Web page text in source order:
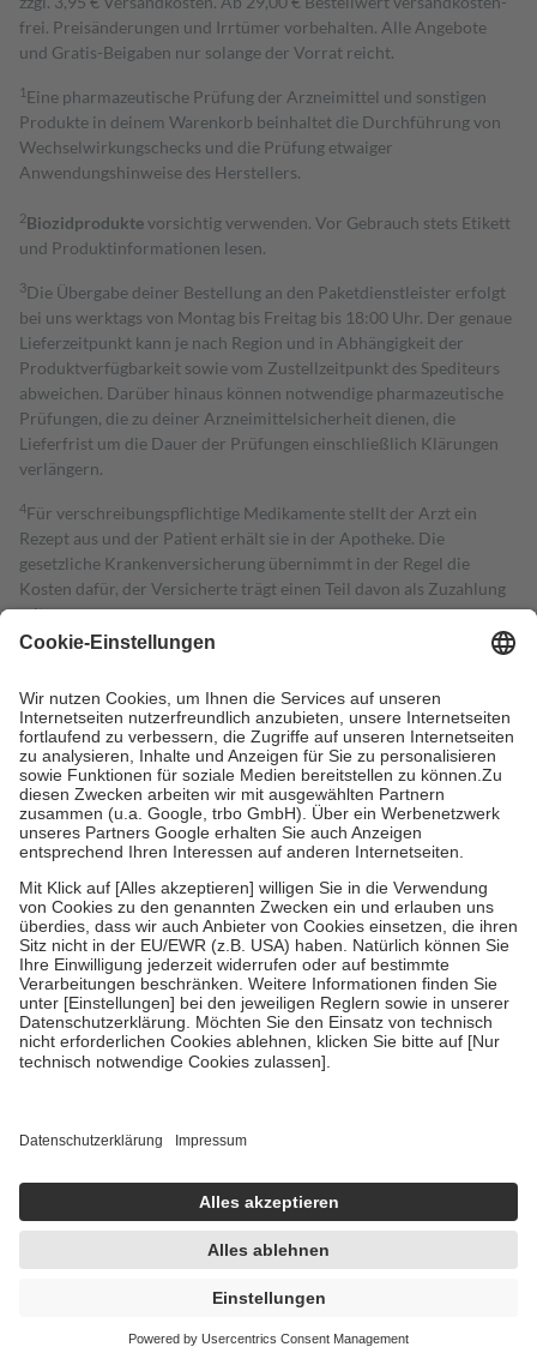
frei. Preisänderungen und Irrtümer vorbehalten. Alle Angebote
und Gratis-Beigaben nur solange der Vorrat reicht.
1 Eine pharmazeutische Prüfung der Arzneimittel und sonstigen
Produkte in deinem Warenkorb beinhaltet die Durchführung von
Wechselwirkungschecks und die Prüfung etwaiger
Anwendungshinweise des Herstellers.
2Biozidproduktevorsichtig verwenden. Vor Gebrauch stets Etikett
und Produktinformationen lesen.
3Die Übergabe deiner Bestellung an den Paketdienstleister erfolgt
bei uns werktags von Montag bis Freitag bis 18:00 Uhr. Der genaue
Lieferzeitpunkt kann je nach Region und in Abhängigkeit der
Produktverfügbarkeit sowie vom Zustellzeitpunkt des Spediteurs
abweichen. Darüber hinaus können notwendige pharmazeutische
Prüfungen, die zu deiner Arzneimittelsicherheit dienen, die
Lieferfrist um die Dauer der Prüfungen einschließlich Klärungen
verlängern.
4Für verschreibungspflichtige Medikamente stellt der Arzt ein
Rezept aus und der Patient erhält sie in der Apotheke. Die
gesetzliche Krankenversicherung übernimmt in der Regel die
Kosten dafür, der Versicherte trägt einen Teil davon als Zuzahlung
mit.
Grundsätzlich leisten Mitglieder Zuzahlungen in Höhe von zehn
höchstens zehn Euro.
Es sind jedoch nie mehr als die tatsächlichen
Kosten der Leistung zu entrichten.
Diese Regeln gelten grundsätzlich auch für Online-Apotheken.
Bei Heilmitteln und häuslicher Krankenpflege beträgt die
Zuzahlung zehn Prozent der Kosten sowie zehn Euro je
Verordnung.
Um das Engagement der Versicherten für ihre eigene Gesundheit zu
stärken und die besondere Stellung der Familie zu unterstützen,
fallenkeine Zuzahlungenan bei:
• Kindern und Jugendlichen bis zum vollendeten 18. Lebensjahr
mit Ausnahme der Fahrkosten
• Untersuchungen zur Vorsorge und Früherkennung, die von der
GKV getragen werden
• empfohlenen Schutzimpfungen
• Harn- und Blutteststreifen
getroffen, um sicherzustellen, dass es sich um echte Bewertungen
https://help.etrusted.com/hc/de/articles/4419944605341
Einige Bilder und Inhalte wurden unter Zuhilfenahme künstlicher